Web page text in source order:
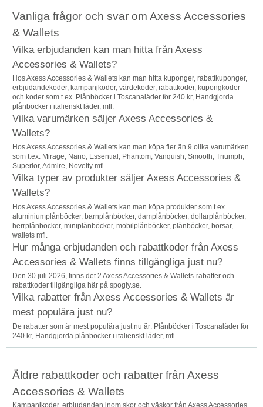
Topp
Vanliga frågor och svar om Axess Accessories
& Wallets
Vilka erbjudanden kan man hitta från Axess
Accessories & Wallets?
Hos Axess Accessories & Wallets kan man hitta kuponger, rabattkuponger,
erbjudandekoder, kampanjkoder, värdekoder, rabattkoder, kupongkoder
och koder som t.ex. Plånböcker i Toscanaläder för 240 kr, Handgjorda
plånböcker i italienskt läder, mfl.
Vilka varumärken säljer Axess Accessories &
Wallets?
Hos Axess Accessories & Wallets kan man köpa fler än 9 olika varumärken
som t.ex. Mirage, Nano, Essential, Phantom, Vanquish, Smooth, Triumph,
Superior, Admire, Novelty mfl.
Vilka typer av produkter säljer Axess Accessories &
Wallets?
Hos Axess Accessories & Wallets kan man köpa produkter som t.ex.
aluminiumplånböcker, barnplånböcker, damplånböcker, dollarplånböcker,
herrplånböcker, miniplånböcker, mobilplånböcker, plånböcker, börsar,
wallets mfl.
Hur många erbjudanden och rabattkoder från Axess
Accessories & Wallets finns tillgängliga just nu?
Den 30 juli 2026, finns det 2 Axess Accessories & Wallets-rabatter och
rabattkoder tillgängliga här på spogly.se.
Vilka rabatter från Axess Accessories & Wallets är
mest populära just nu?
De rabatter som är mest populära just nu är: Plånböcker i Toscanaläder för
240 kr, Handgjorda plånböcker i italienskt läder, mfl.
Äldre rabattkoder och rabatter från Axess
Accessories & Wallets